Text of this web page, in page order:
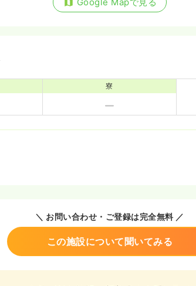
寮
＼ お問い合わせ・ご登録は完全無料 ／
この施設について聞いてみる